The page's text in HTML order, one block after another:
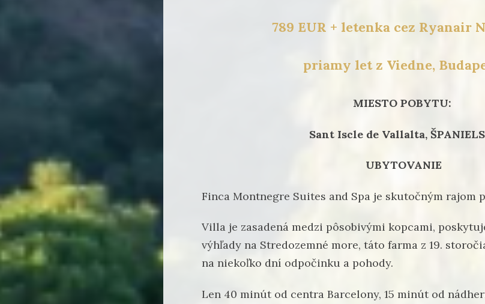
789 EUR + letenka cez Ryanair
priamy let z Viedne,
MIESTO POBYTU:
Sant Iscle de Vallalta,
UBYTOVANIE
Finca Montnegre Suites and Spa je skutočným rajom
Villa je zasadená medzi pôsobivými kopcami,
výhľady na Stredozemné more, táto farma z 19.
na niekoľko dní odpočinku a pohody.
Len 40 minút od centra Barcelony, 15 minút od